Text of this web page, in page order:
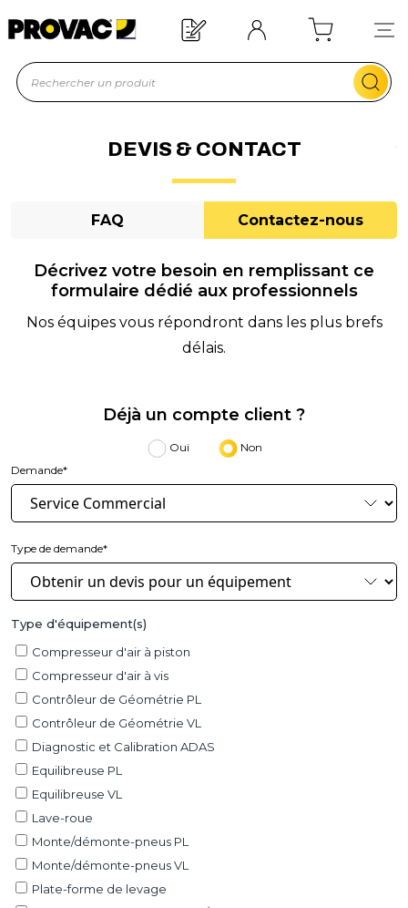
équipement ? Devis rapide !
DEVIS & CONTACT
FAQ Contactez-nous
Décrivez votre besoin en remplissant ce
formulaire dédié aux professionnels
Nos équipes vous répondront dans les plus brefs
délais.
Déjà un compte client ?
Oui
Non
Demande*
Type de demande*